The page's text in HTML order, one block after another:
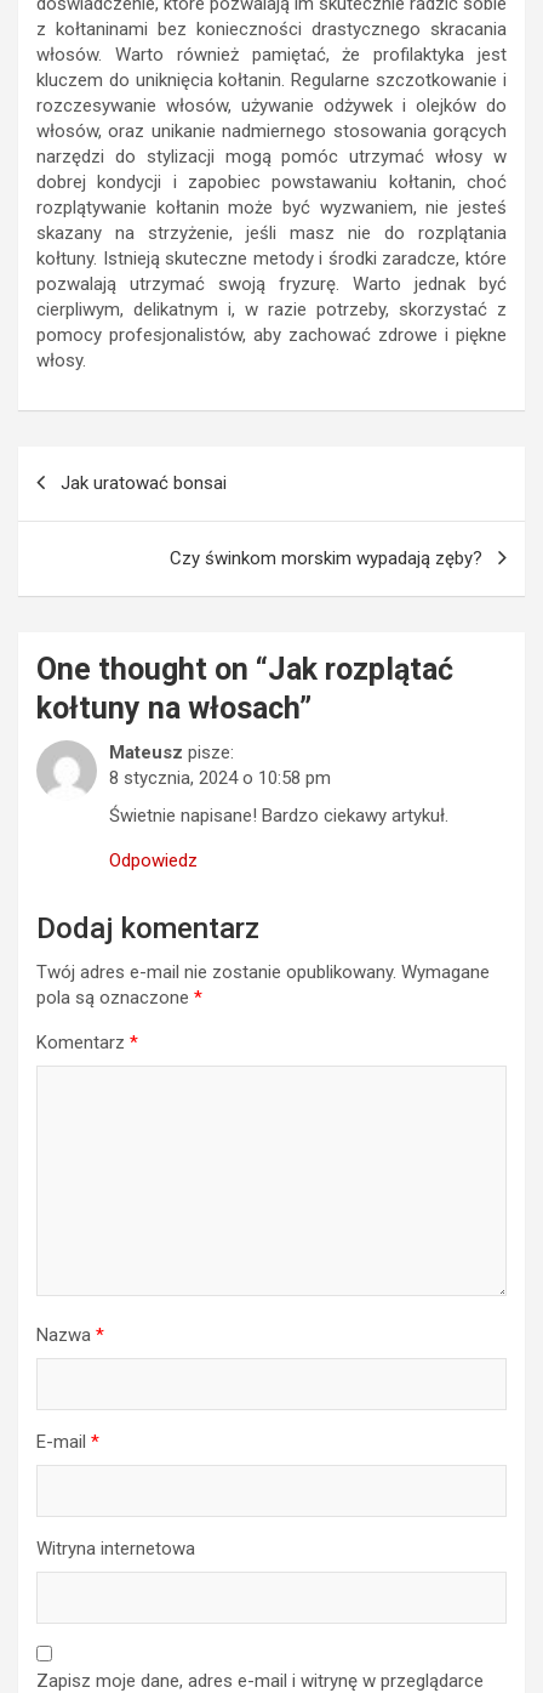
z kołtaninami bez konieczności drastycznego skracania
włosów. Warto również pamiętać, że profilaktyka jest
kluczem do uniknięcia kołtanin. Regularne szczotkowanie i
rozczesywanie włosów, używanie odżywek i olejków do
włosów, oraz unikanie nadmiernego stosowania gorących
narzędzi do stylizacji mogą pomóc utrzymać włosy w
dobrej kondycji i zapobiec powstawaniu kołtanin, choć
rozplątywanie kołtanin może być wyzwaniem, nie jesteś
skazany na strzyżenie, jeśli masz nie do rozplątania
kołtuny. Istnieją skuteczne metody i środki zaradcze, które
pozwalają utrzymać swoją fryzurę. Warto jednak być
cierpliwym, delikatnym i, w razie potrzeby, skorzystać z
pomocy profesjonalistów, aby zachować zdrowe i piękne
włosy.
Jak uratować bonsai
Czy świnkom morskim wypadają zęby?
One thought on “Jak rozplątać
kołtuny na włosach”
Mateusz pisze:
8 stycznia, 2024 o 10:58 pm
Świetnie napisane! Bardzo ciekawy artykuł.
Odpowiedz
Dodaj komentarz
Twój adres e-mail nie zostanie opublikowany. Wymagane
pola są oznaczone *
Komentarz *
Nazwa *
E-mail *
Witryna internetowa
Zapisz moje dane, adres e-mail i witrynę w przeglądarce